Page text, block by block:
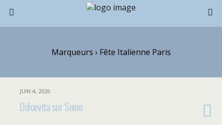
Marqueurs › Fête Italienne Paris
JUIN 4, 2026
Dolcevita sur Seine